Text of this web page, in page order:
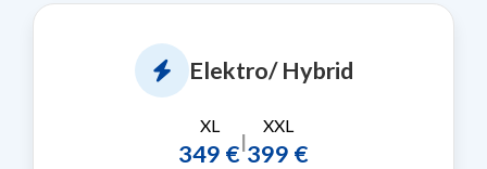
Elektro/ Hybrid
XL
349 €|
XXL
399 €